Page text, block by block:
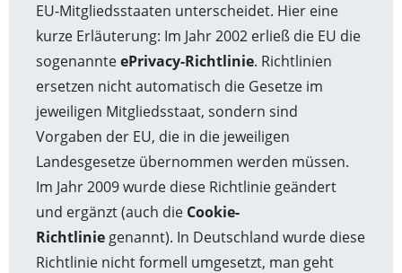
EU-Mitgliedsstaaten unterscheidet. Hier eine
kurze Erläuterung: Im Jahr 2002 erließ die EU die
sogenannteePrivacy-Richtlinie. Richtlinien
ersetzen nicht automatisch die Gesetze im
jeweiligen Mitgliedsstaat, sondern sind
Vorgaben der EU, die in die jeweiligen
Landesgesetze übernommen werden müssen.
Im Jahr 2009 wurde diese Richtlinie geändert
und ergänzt (auch die Cookie-
Richtlinie genannt). In Deutschland wurde diese
Richtlinie nicht formell umgesetzt, man geht